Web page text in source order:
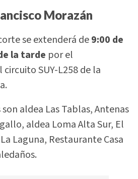
Morazán
se extenderá de9:00 de
la tarde por el
SUY-L258 de la
aldea Las Tablas, Antenas
aldea Loma Alta Sur, El
Laguna, Restaurante Casa